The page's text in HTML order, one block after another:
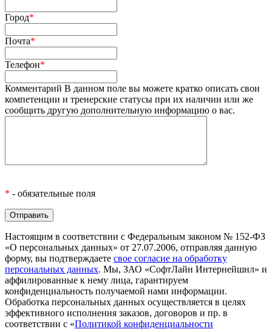
Город*
Почта*
Телефон*
Комментарий В данном поле вы можете кратко описать свои
компетенции и тренерские статусы при их наличии или же
сообщить другую дополнительную информацию о вас.
* - обязательные поля
Настоящим в соответствии с Федеральным законом № 152-ФЗ
«О персональных данных» от 27.07.2006, отправляя данную
форму, вы подтверждаете свое согласие на обработку
персональных данных. Мы, ЗАО «СофтЛайн Интернейшнл» и
аффилированные к нему лица, гарантируем
конфиденциальность получаемой нами информации.
Обработка персональных данных осуществляется в целях
эффективного исполнения заказов, договоров и пр. в
соответствии с «Политикой конфиденциальности